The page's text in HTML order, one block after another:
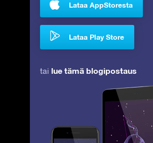
Lataa AppStoresta
Lataa Play Store
tai lue tämä blogipostaus